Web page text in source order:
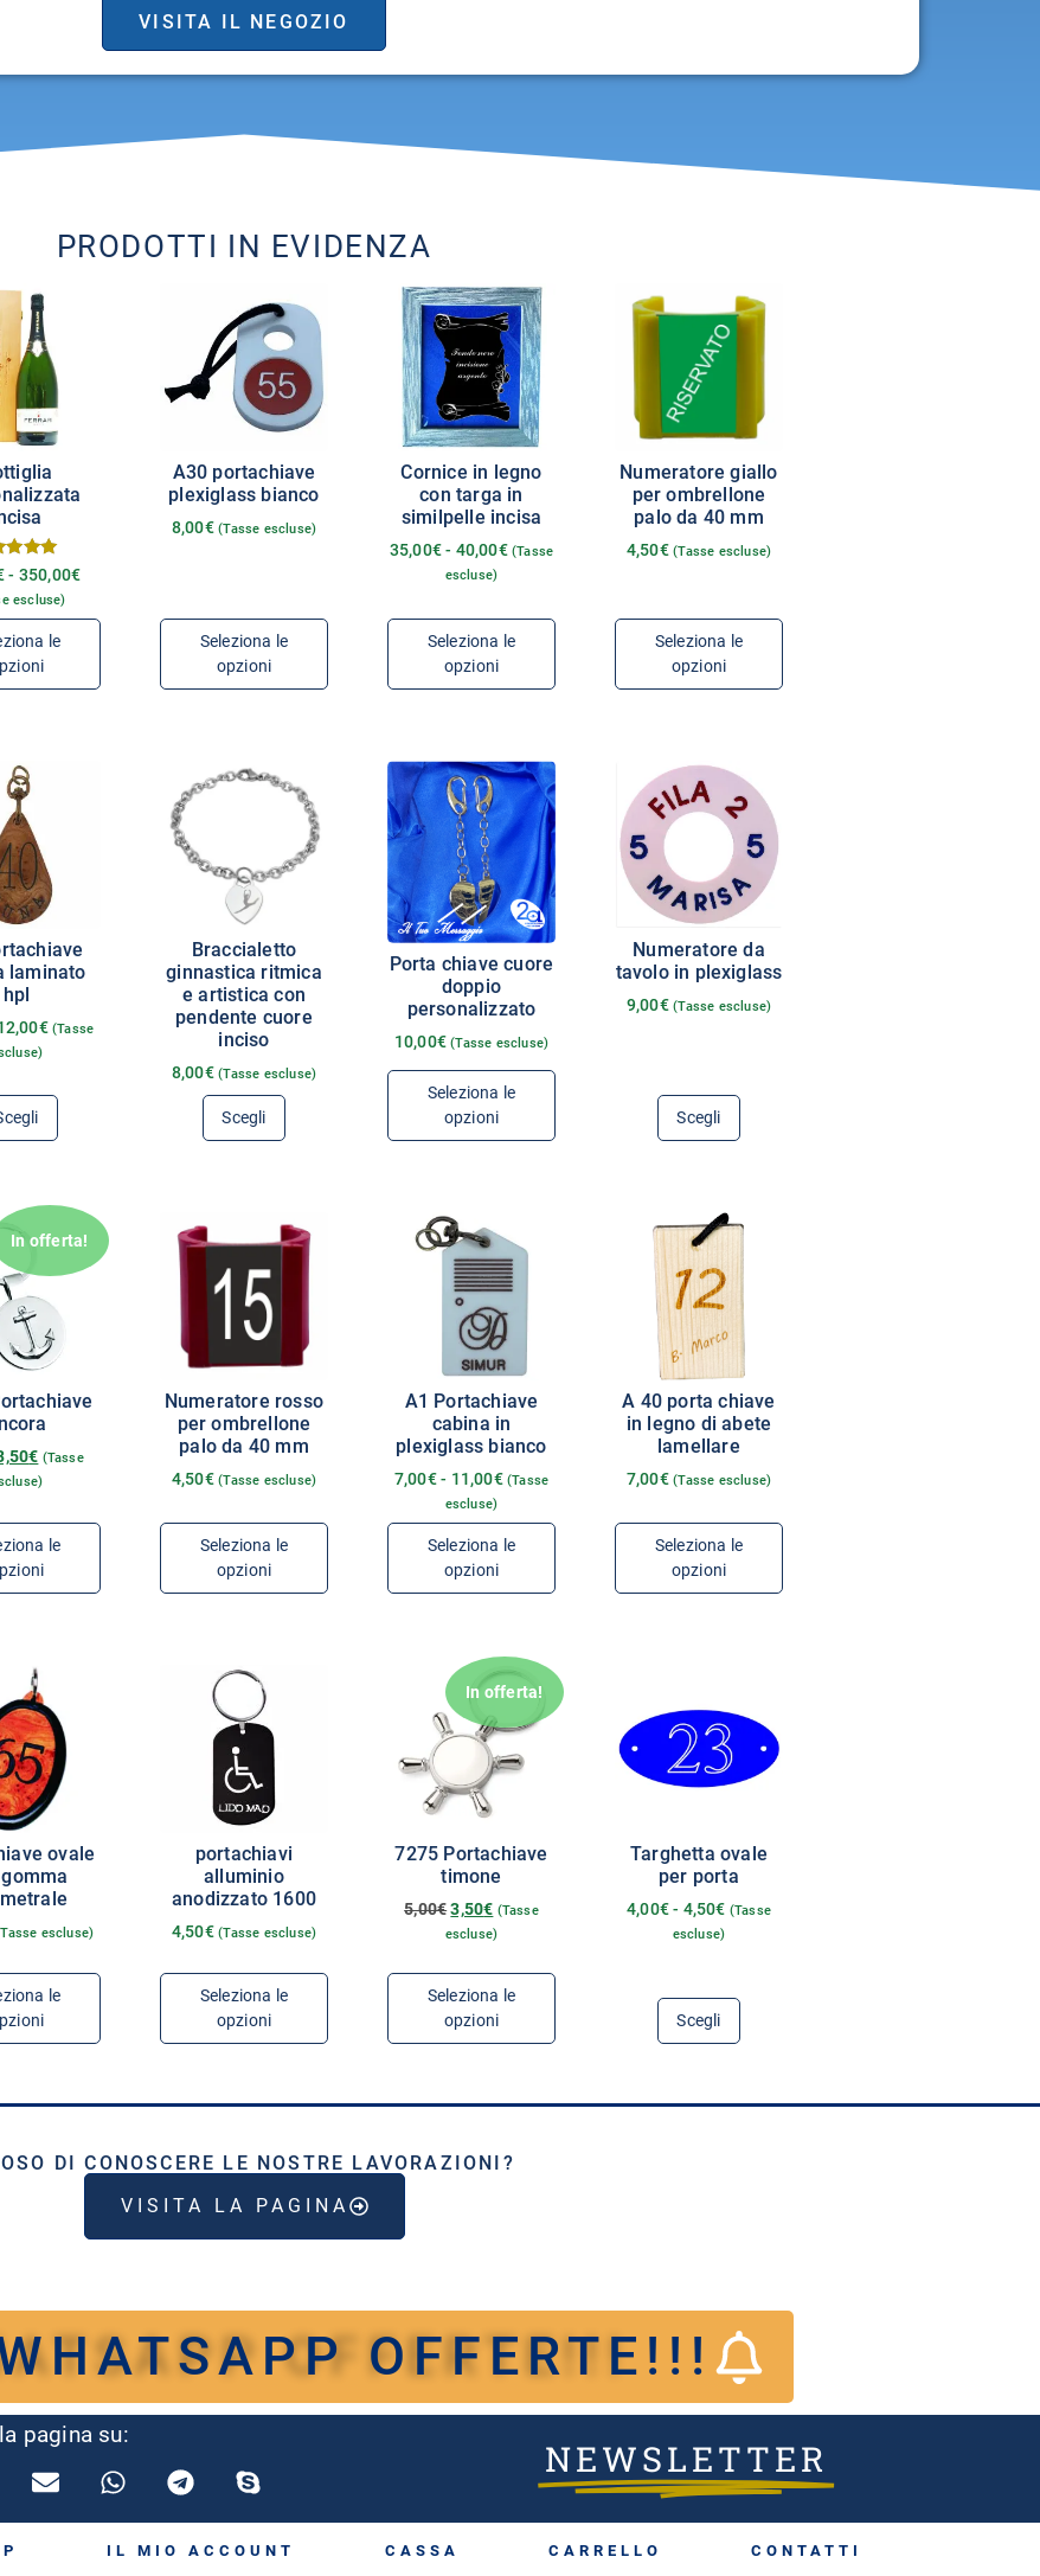
VISITA IL NEGOZIO
PRODOTTI IN EVIDENZA
5.00
5
- 350,00€
escluse)
le
A30 portachiave
plexiglass bianco
8,00€ (Tasse escluse)
Seleziona le
opzioni
Cornice in legno
con targa in
similpelle incisa
35,00€ - 40,00€ (Tasse
escluse)
Seleziona le
opzioni
Numeratore giallo
per ombrellone
palo da 40 mm
4,50€ (Tasse escluse)
Seleziona le
opzioni
laminato
hpl
€ (Tasse
Braccialetto
ginnastica ritmica
e artistica con
pendente cuore
inciso
8,00€ (Tasse escluse)
Scegli
Porta chiave cuore
doppio
personalizzato
10,00€ (Tasse escluse)
Seleziona le
opzioni
Numeratore da
tavolo in plexiglass
9,00€ (Tasse escluse)
Scegli
In offerta!
€ (Tasse
le
Numeratore rosso
per ombrellone
palo da 40 mm
4,50€ (Tasse escluse)
Seleziona le
opzioni
A1 Portachiave
cabina in
plexiglass bianco
7,00€ - 11,00€ (Tasse
escluse)
Seleziona le
opzioni
A 40 porta chiave
in legno di abete
lamellare
7,00€ (Tasse escluse)
Seleziona le
opzioni
ovale
escluse)
le
portachiavi
alluminio
anodizzato 1600
4,50€ (Tasse escluse)
Seleziona le
opzioni
In offerta!
7275 Portachiave
timone
5,00€ 3,50€ (Tasse
escluse)
Seleziona le
opzioni
Targhetta ovale
per porta
4,00€ - 4,50€ (Tasse
escluse)
Scegli
DI CONOSCERE LE NOSTRE LAVORAZIONI?
VISITA LA PAGINA
OFFERTE!!!
pagina su:
NEWSLETTER
IL MIO ACCOUNT CASSA CARRELLO CONTATTI